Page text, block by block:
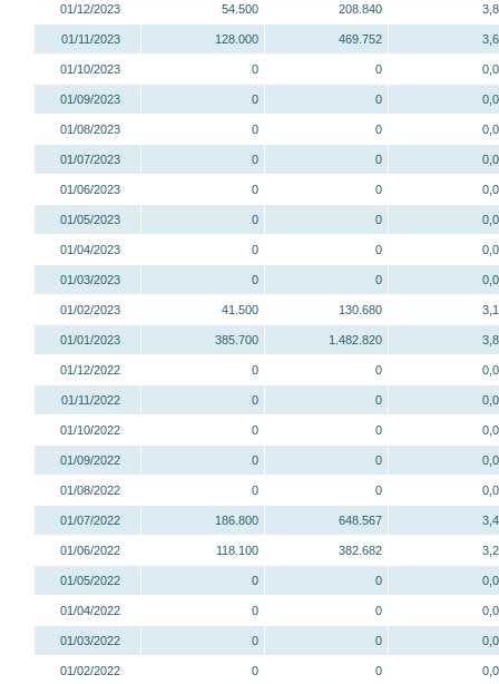
01/12/2023 54.500 208.840
01/11/2023 128.000 469.752
01/10/2023 0 0
01/09/2023 0 0
01/08/2023 0 0
01/07/2023 0 0
01/06/2023 0 0
01/05/2023 0 0
01/04/2023 0 0
01/03/2023 0 0
01/02/2023 41.500 130.680
01/01/2023 385.700 1.482.820
01/12/2022 0 0
01/11/2022 0 0
01/10/2022 0 0
01/09/2022 0 0
01/08/2022 0 0
01/07/2022 186.800 648.567
01/06/2022 118.100 382.682
01/05/2022 0 0
01/04/2022 0 0
01/03/2022 0 0
01/02/2022 0 0